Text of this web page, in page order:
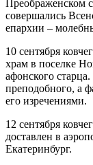
Преображенском
совершались
епархии –
10 сентября
храм в поселке
афонского
преподобного, а
его изречениями.
12 сентября
доставлен в
Екатеринбург.